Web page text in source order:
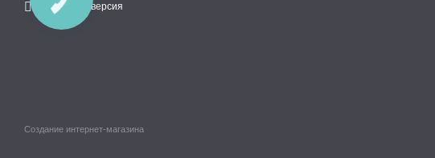
Мобильная версия
Создание интернет-магазина
СВЯЗИ